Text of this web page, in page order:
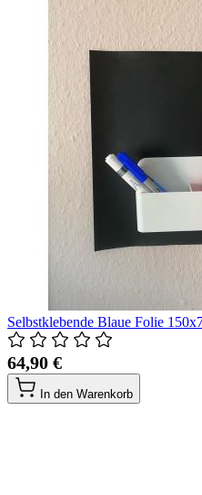
Selbstklebende Blaue Folie
64,90 €
In den Warenkorb